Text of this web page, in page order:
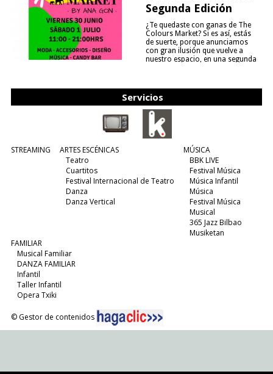
Segunda Edición
¿Te quedaste con ganas de The
Colours Market? Si es así, estás
de suerte, porque anunciamos
con gran ilusión que vuelve a
nuestro espacio, en una segunda
Servicios
STREAMING
ARTES ESCÉNICAS
Teatro
Cuartitos
Festival Internacional de Teatro
Danza
Danza Vertical
MÚSICA
BBK LIVE
Festival Música
Música Infantil
Música
Festival Música
Musical
365 Jazz Bilbao
Musiketan
FAMILIAR
Musical Familiar
DANZA FAMILIAR
Infantil
Taller Infantil
Opera Txiki
© Gestor de contenidos